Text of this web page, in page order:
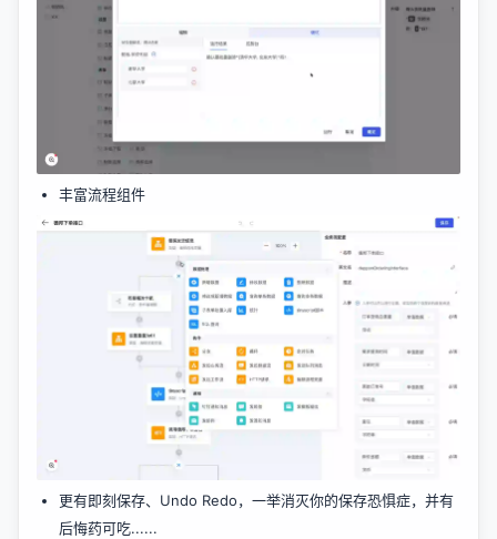
丰富流程组件
更有即刻保存、Undo Redo，一举消灭你的保存恐惧症，并有
后悔药可吃......